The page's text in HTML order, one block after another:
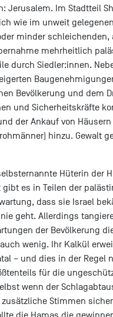
Jerusalem. Im Stadtteil
wie im unweit
minder schleichenden,
mehrheitlich
durch Siedler:innen.
Bevölkerung und dem
und Sicherheitskräfte
der Ankauf von
hinzu. Gewalt
Hüterin der
gibt es in Teilen der
dass sie Israel
geht. Allerdings
der Bevölkerung
wenig. Ihr Kalkül
– und dies in der Regel
für die
wenn der
Stimmen